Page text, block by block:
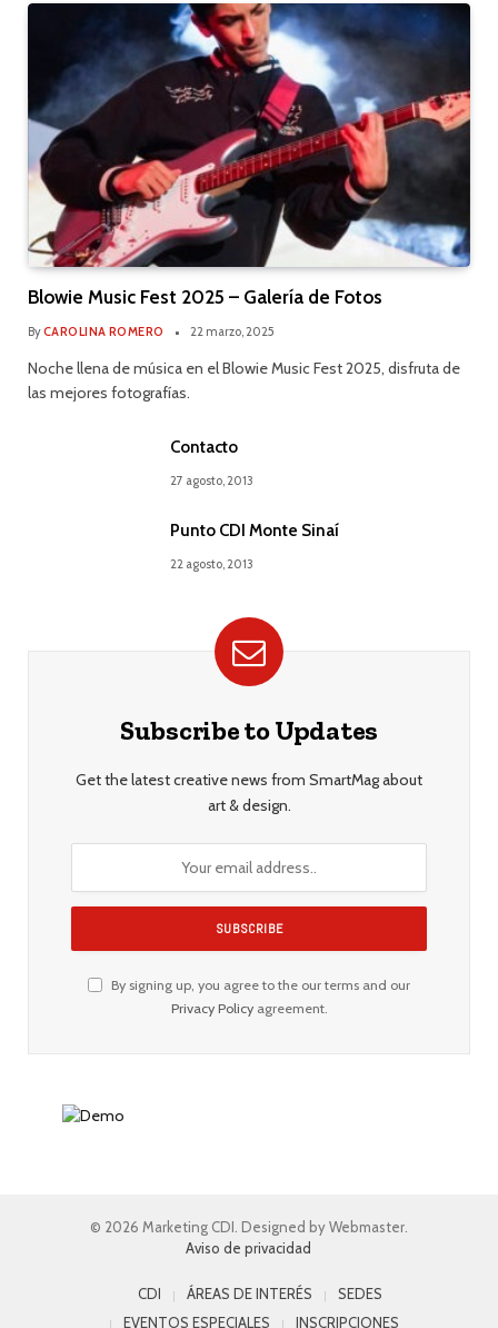
Blowie Music Fest 2025 – Galería de Fotos
ByCAROLINA ROMERO 22 marzo, 2025
Noche llena de música en el Blowie Music Fest 2025, disfruta de
las mejores fotografías.
Contacto
27 agosto, 2013
Punto CDI Monte Sinaí
22 agosto, 2013
Subscribe to Updates
Get the latest creative news from SmartMag about
art & design.
By signing up, you agree to the our terms and our
Privacy Policyagreement.
© 2026 Marketing CDI. Designed by Webmaster.
Aviso de privacidad
CDI ÁREAS DE INTERÉS
SEDES
EVENTOS ESPECIALES
INSCRIPCIONES